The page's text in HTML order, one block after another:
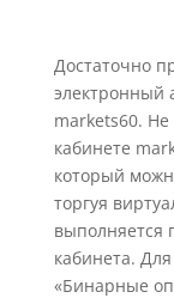
Достаточно
электронный
markets60. Не
кабинете
который
торгуя
выполняется
кабинета.
«Бинарные